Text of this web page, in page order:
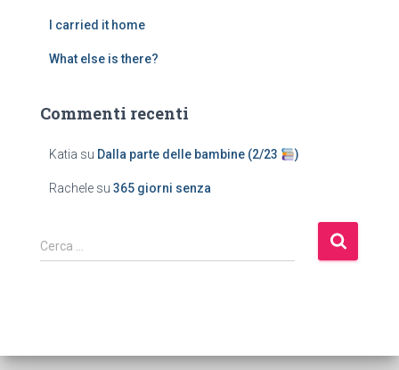
I carried it home
What else is there?
Commenti recenti
Katia su Dalla parte delle bambine (2/23 )
Rachele su 365 giorni senza
Cerca …